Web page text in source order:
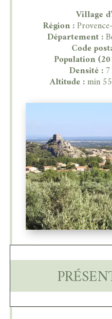
Village
Région :
Département :
Code
Population
Densité :
Altitude :min